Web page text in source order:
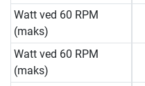
Watt ved 60 RPM
(maks)
Watt ved 60 RPM
(maks)